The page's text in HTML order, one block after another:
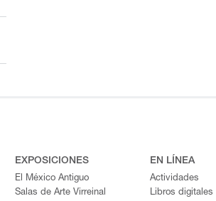
EXPOSICIONES
El México Antiguo
Salas de Arte Virreinal
EN LÍNEA
Actividades
Libros digitales